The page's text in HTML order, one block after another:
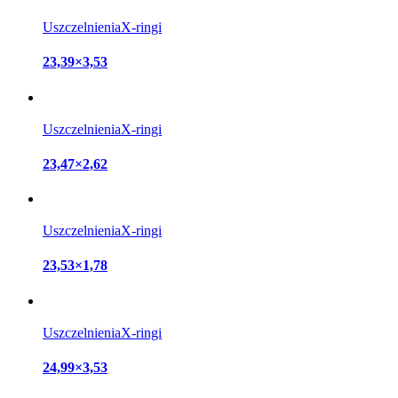
UszczelnieniaX-ringi
23,39×3,53
UszczelnieniaX-ringi
23,47×2,62
UszczelnieniaX-ringi
23,53×1,78
UszczelnieniaX-ringi
24,99×3,53